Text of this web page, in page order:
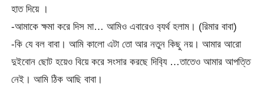
হাত দিয়ে ।
-আমাকে ক্ষমা করে দিস মা… আমিও এবারেও ব্যর্থ হলাম। (রিমার বাবা)
-কি যে বল বাবা। আমি কালো এটা তো আর নতুন কিছু নয়। আমার আরো
দুইবোন ছোট হয়েও বিয়ে করে সংসার করছে দিব্যি …তাতেও আমার আপত্তি
নেই। আমি ঠিক আছি বাবা।